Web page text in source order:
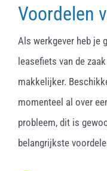
Voordelen
Als werkgever heb je
leasefiets van de
makkelijker.
momenteel al over
probleem, dit is
belangrijkste